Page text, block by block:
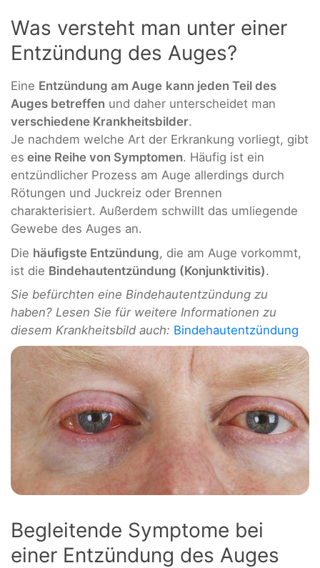
Was versteht man unter einer
Entzündung des Auges?
Eine Entzündung am Auge kann jeden Teil des
Auges betreffen und daher unterscheidet man
verschiedene Krankheitsbilder.
Je nachdem welche Art der Erkrankung vorliegt, gibt
es eine Reihe von Symptomen. Häufig ist ein
entzündlicher Prozess am Auge allerdings durch
Rötungen und Juckreiz oder Brennen
charakterisiert. Außerdem schwillt das umliegende
Gewebe des Auges an.
Die häufigste Entzündung, die am Auge vorkommt,
ist die Bindehautentzündung (Konjunktivitis).
Sie befürchten eine Bindehautentzündung zu
haben? Lesen Sie für weitere Informationen zu
diesem Krankheitsbild auch: Bindehautentzündung
Begleitende Symptome bei
einer Entzündung des Auges